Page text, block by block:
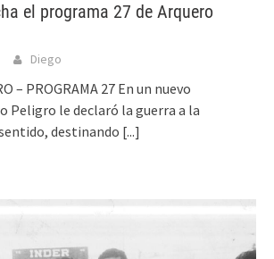
el programa 27 de Arquero
Diego
– PROGRAMA 27 En un nuevo
Peligro le declaró la guerra a la
destinando [...]